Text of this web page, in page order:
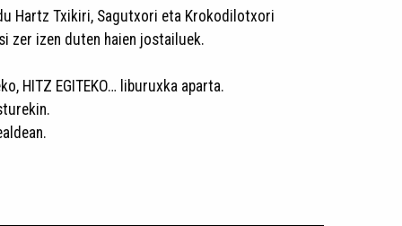
Hartz Txikiri, Sagutxori eta Krokodilotxori
zer izen duten haien jostailuek.
HITZ EGITEKO… liburuxka aparta.